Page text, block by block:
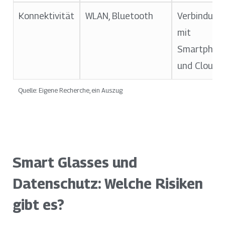
Konnektivität WLAN, Bluetooth
Verbindung
mit
und Cloud
Quelle: Eigene Recherche, ein Auszug
Smart Glasses und
Datenschutz: Welche Risiken
gibt es?